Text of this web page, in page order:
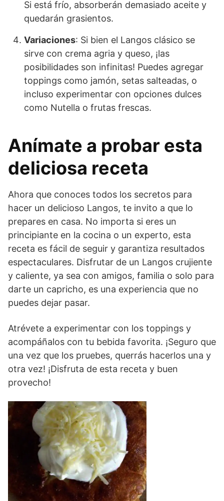
Si está frío, absorberán demasiado aceite y
quedarán grasientos.
Variaciones: Si bien el Langos clásico se
sirve con crema agria y queso, ¡las
posibilidades son infinitas! Puedes agregar
toppings como jamón, setas salteadas, o
incluso experimentar con opciones dulces
como Nutella o frutas frescas.
Anímate a probar esta
deliciosa receta
Ahora que conoces todos los secretos para
hacer un delicioso Langos, te invito a que lo
prepares en casa. No importa si eres un
principiante en la cocina o un experto, esta
receta es fácil de seguir y garantiza resultados
espectaculares. Disfrutar de un Langos crujiente
y caliente, ya sea con amigos, familia o solo para
darte un capricho, es una experiencia que no
puedes dejar pasar.
Atrévete a experimentar con los toppings y
acompáñalos con tu bebida favorita. ¡Seguro que
una vez que los pruebes, querrás hacerlos una y
otra vez! ¡Disfruta de esta receta y buen
provecho!